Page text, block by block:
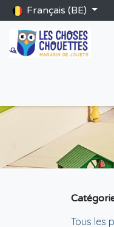
Se rendre au contenu
Français (BE)
Tous les